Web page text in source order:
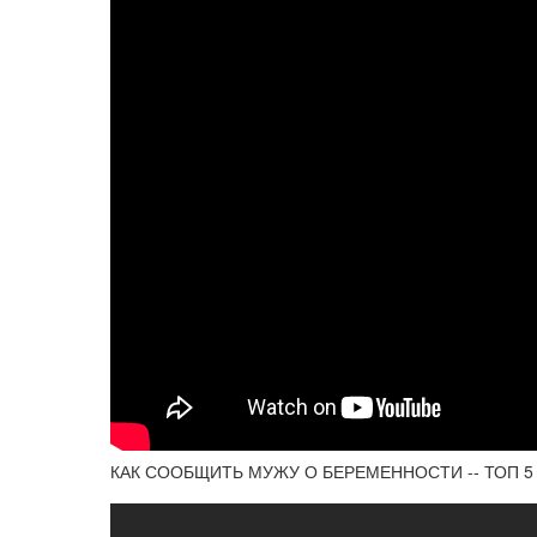
КАК СООБЩИТЬ МУЖУ О БЕРЕМЕННОСТИ -- ТОП